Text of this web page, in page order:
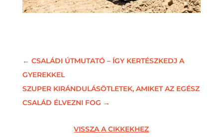
← CSALÁDI ÚTMUTATÓ – ÍGY KERTÉSZKEDJ A
GYEREKKEL
SZUPER KIRÁNDULÁSÖTLETEK, AMIKET AZ EGÉSZ
CSALÁD ÉLVEZNI FOG →
VISSZA A CIKKEKHEZ